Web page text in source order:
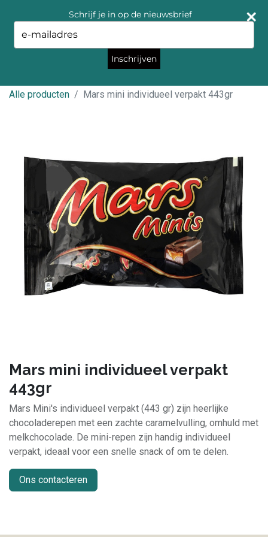
Alle producten Mars mini individueel verpakt 443gr
Mars mini individueel verpakt
443gr
Mars Mini's individueel verpakt (443 gr) zijn heerlijke
chocoladerepen met een zachte caramelvulling, omhuld met
melkchocolade. De mini-repen zijn handig individueel
verpakt, ideaal voor een snelle snack of om te delen.
Ons contacteren
Schrijf je in op de nieuwsbrief
your
email
Inschrijven